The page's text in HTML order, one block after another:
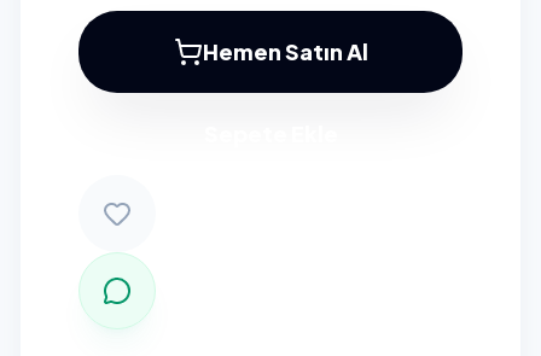
Hemen Satın Al